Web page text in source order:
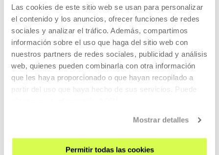
Las cookies de este sitio web se usan para personalizar
el contenido y los anuncios, ofrecer funciones de redes
sociales y analizar el tráfico. Además, compartimos
información sobre el uso que haga del sitio web con
nuestros partners de redes sociales, publicidad y análisis
web, quienes pueden combinarla con otra información
que les haya proporcionado o que hayan recopilado a
partir del uso que haya hecho de sus servicios. Puede
Mostrar detalles
Permitir todas las cookies
REGÍSTRATE AL BOLETÍN
AGENDA